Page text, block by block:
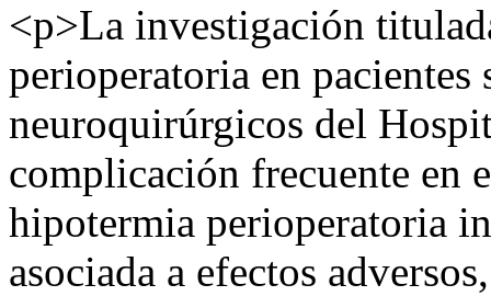
<p>La investigación
perioperatoria en
neuroquirúrgicos del
complicación frecuente en
hipotermia perioperatoria
asociada a efectos